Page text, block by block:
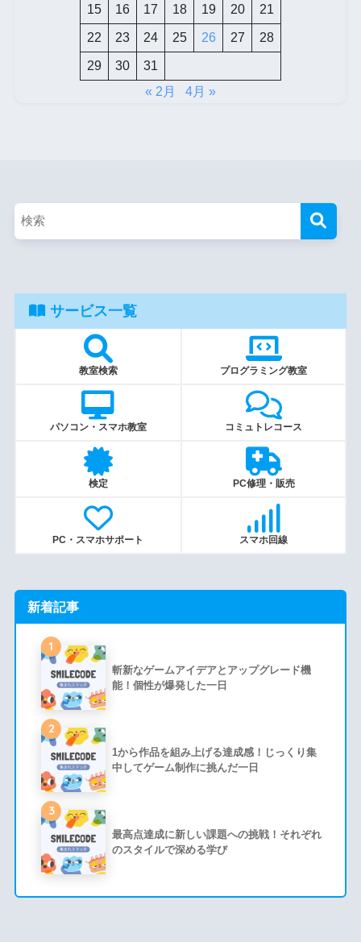
15 16 17 18 19 20 21
22 23 24 25 26 27 28
29 30
31
« 2月
4月 »
サービス一覧
教室検索 プログラミング教室
パソコン・スマホ教室 コミュトレコース
検定 PC修理・販売
PC・スマホサポート スマホ回線
新着記事
1
斬新なゲームアイデアとアップグレード機
能！個性が爆発した一日
2
1から作品を組み上げる達成感！じっくり集
中してゲーム制作に挑んだ一日
3
最高点達成に新しい課題への挑戦！それぞれ
のスタイルで深める学び